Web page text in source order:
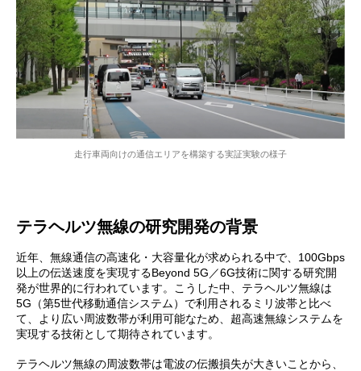
走行車両向けの通信エリアを構築する実証実験の様子
テラヘルツ無線の研究開発の背景
近年、無線通信の高速化・大容量化が求められる中で、100Gbps
以上の伝送速度を実現するBeyond 5G／6G技術に関する研究開
発が世界的に行われています。こうした中、テラヘルツ無線は
5G（第5世代移動通信システム）で利用されるミリ波帯と比べ
て、より広い周波数帯が利用可能なため、超高速無線システムを
実現する技術として期待されています。
テラヘルツ無線の周波数帯は電波の伝搬損失が大きいことから、